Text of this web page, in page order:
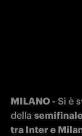
MILANO - Si è
della
tra Inter e